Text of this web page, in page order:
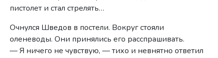
пистолет и стал стрелять…
Очнулся Шведов в постели. Вокруг стояли
оленеводы. Они принялись его расспрашивать.
— Я ничего не чувствую, — тихо и невнятно ответил